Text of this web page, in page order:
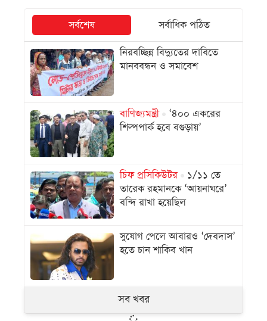
সর্বশেষ
সর্বাধিক পঠিত
নিরবচ্ছিন্ন বিদ্যুতের দাবিতে
মানববন্ধন ও সমাবেশ
বাণিজ্যমন্ত্রী
‘৪০০ একরের
শিল্পপার্ক হবে বগুড়ায়’
চিফ প্রসিকিউটর
১/১১ তে
তারেক রহমানকে ‘আয়নাঘরে’
বন্দি রাখা হয়েছিল
সুযোগ পেলে আবারও ‘দেবদাস’
হতে চান শাকিব খান
সব খবর